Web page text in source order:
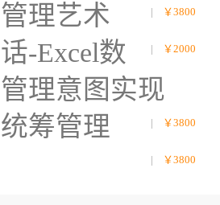
| ￥3800
理艺术
| ￥2000
-Excel数
理意图实现
| ￥3800
筹管理
| ￥3800